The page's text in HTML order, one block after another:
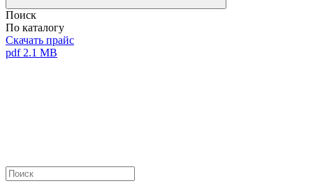
Поиск
По каталогу
Скачать прайс
pdf 2.1 MB